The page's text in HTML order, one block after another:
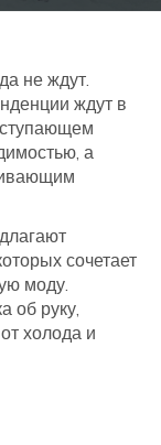
не ждут.
ждут в
а
сочетает
моду.
об руку,
холода и